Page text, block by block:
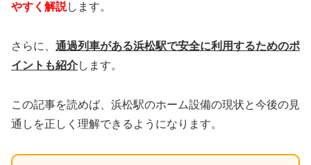
やすく解説します。
さらに、 通過列車がある浜松駅で安全に利用するためのポ
イントも紹介します。
この記事を読めば、浜松駅のホーム設備の現状と今後の見
通しを正しく理解できるようになります。